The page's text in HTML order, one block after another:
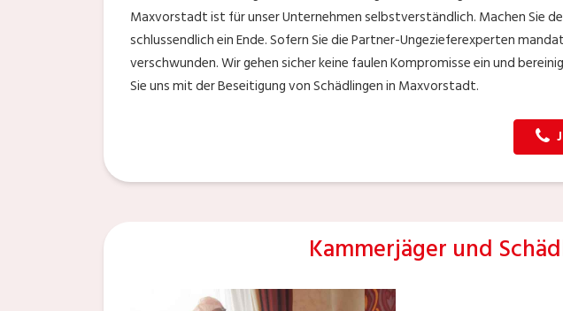
Maxvorstadt ist für unser Unternehmen selbstverständlich. Machen Sie
schlussendlich ein Ende. Sofern Sie die Partner-Ungezieferexperten
verschwunden. Wir gehen sicher keine faulen Kompromisse ein und
Sie uns mit der Beseitigung von Schädlingen in Maxvorstadt.
Kammerjäger und